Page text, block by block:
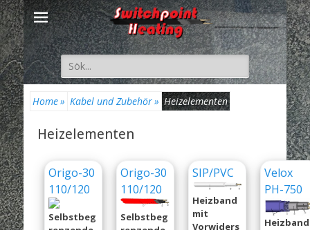
Suche
nach:
Home» Kabel und Zubehör» Heizelementen
Heizelementen
Origo-30
110/120
Selbstbeg
Origo-30
110/120
Selbstbeg
SIP/PVC
Heizband
mit
Vorwiders
Velox
PH-750
Heizband